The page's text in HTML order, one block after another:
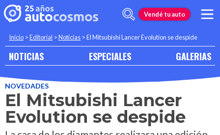
Vendé tu auto
Inicio >Editorial >Noticias >El Mitsubishi Lancer Evolution se despide
NOTICIAS ESPECIALES GALERIAS
NOVEDADES
El Mitsubishi Lancer
Evolution se despide